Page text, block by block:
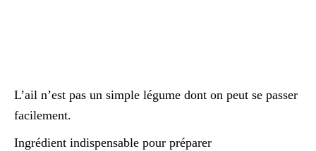
L’ail n’est pas un simple légume dont on peut se passer
facilement.
Ingrédient indispensable pour préparer